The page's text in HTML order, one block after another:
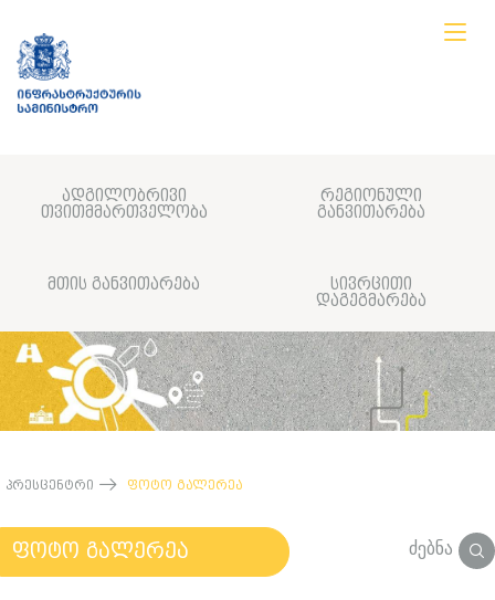
ადგილობრივი
თვითმმართველობა
რეგიონული
განვითარება
მთის განვითარება
სივრცითი
დაგეგმარება
პრესცენტრი ფოტო გალერეა
ფოტო გალერეა ძებნა